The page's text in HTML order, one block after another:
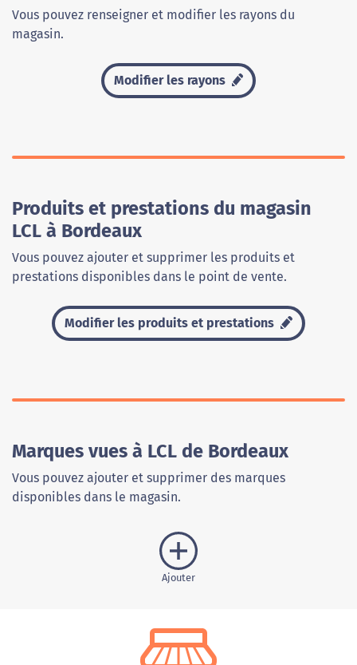
Vous pouvez renseigner et modifier les rayons du
magasin.
Modifier les rayons
Produits et prestations du magasin
LCL à Bordeaux
Vous pouvez ajouter et supprimer les produits et
prestations disponibles dans le point de vente.
Modifier les produits et prestations
Marques vues à LCL de Bordeaux
Vous pouvez ajouter et supprimer des marques
disponibles dans le magasin.
Ajouter